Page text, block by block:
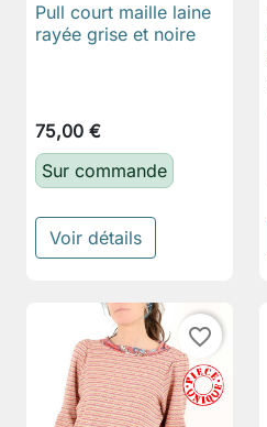
Pull court maille laine
rayée grise et noire
75,00 €
Sur commande
Voir détails
favorite_border